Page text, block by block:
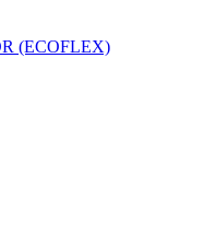
(ECOFLEX)